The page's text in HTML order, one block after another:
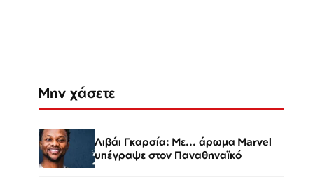
Μην χάσετε
Λιβάι Γκαρσία: Με... άρωμα Marvel
υπέγραψε στον Παναθηναϊκό